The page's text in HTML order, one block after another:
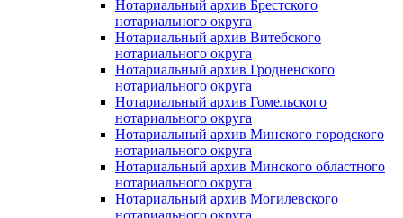
Нотариальный архив Брестского
нотариального округа
Нотариальный архив Витебского
нотариального округа
Нотариальный архив Гродненского
нотариального округа
Нотариальный архив Гомельского
нотариального округа
Нотариальный архив Минского городского
нотариального округа
Нотариальный архив Минского областного
нотариального округа
Нотариальный архив Могилевского
нотариального округа